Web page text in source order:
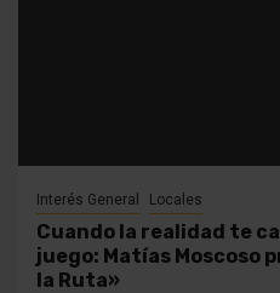
Interés General Locales
Cuando la realidad te
juego: Matías Moscoso
la Ruta»